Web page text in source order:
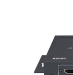
Video
de